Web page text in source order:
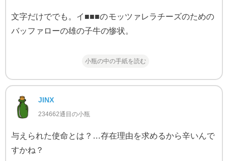
文字だけででも。イ■■■のモッツァレラチーズのための
バッファローの雄の子牛の惨状。
小瓶の中の手紙を読む
JINX
234662通目の小瓶
与えられた使命とは？…存在理由を求めるから辛いんで
すかね？